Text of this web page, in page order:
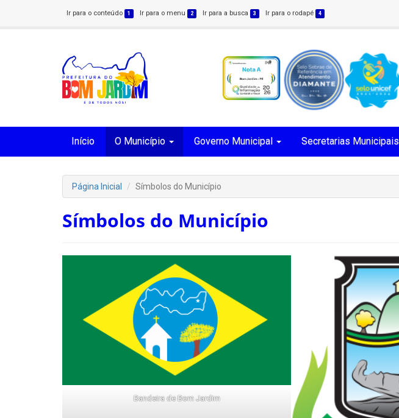
Ir para o conteúdo 1 Ir para o menu 2 Ir para a busca 3 Ir para o rodapé 4
Início O Município Governo Municipal Secretarias Municipais
Página Inicial Símbolos do Município
Símbolos do Município
Bandeira de Bom Jardim